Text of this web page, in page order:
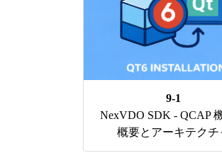
9-1
NexVDO SDK - QCAP
概要とアーキテクチ